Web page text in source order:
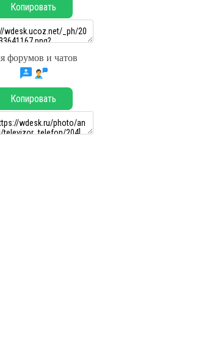
Копировать
форумов и чатов
Копировать